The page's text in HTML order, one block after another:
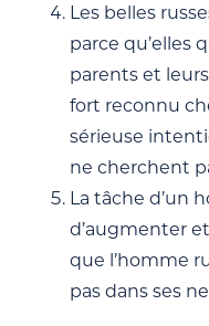
Les belles
parce qu’elles
parents et leurs
fort reconnu
sérieuse
ne cherchent
La tâche d’un
d’augmenter
que l’homme
pas dans ses